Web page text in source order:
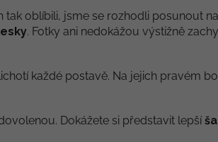
tak oblíbili, jsme se rozhodli posunout
. Fotky ani nedokážou výstižně
každé postavě. Na jejich pravém
Dokážete si představit lepší